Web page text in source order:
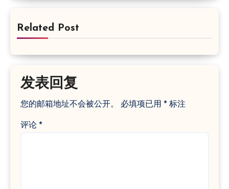
Related Post
发表回复
您的邮箱地址不会被公开。 必填项已用 *标注
评论 *